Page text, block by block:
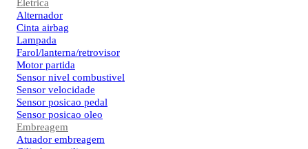
Eletrica
Alternador
Cinta airbag
Lampada
Farol/lanterna/retrovisor
Motor partida
Sensor nivel combustivel
Sensor velocidade
Sensor posicao pedal
Sensor posicao oleo
Embreagem
Atuador embreagem